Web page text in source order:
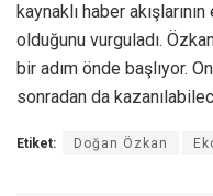
kaynaklı haber
olduğunu vurguladı.
bir adım önde başlıyor.
sonradan da
Etiket: Doğan Özkan